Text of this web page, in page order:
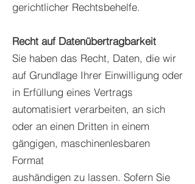
gerichtlicher Rechtsbehelfe.
Recht auf Datenübertragbarkeit
Sie haben das Recht, Daten, die wir
auf Grundlage Ihrer Einwilligung oder
in Erfüllung eines Vertrags
automatisiert verarbeiten, an sich
oder an einen Dritten in einem
gängigen, maschinenlesbaren
Format
aushändigen zu lassen. Sofern Sie